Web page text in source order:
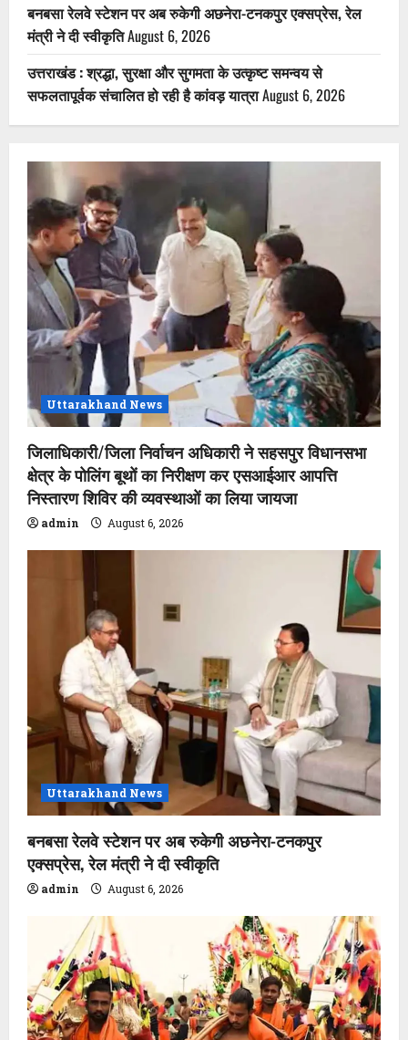
बनबसा रेलवे स्टेशन पर अब रुकेगी अछनेरा-टनकपुर एक्सप्रेस, रेल
मंत्री ने दी स्वीकृतिAugust 6, 2026
उत्तराखंड : श्रद्धा, सुरक्षा और सुगमता के उत्कृष्ट समन्वय से
सफलतापूर्वक संचालित हो रही है कांवड़ यात्राAugust 6, 2026
Uttarakhand News
जिलाधिकारी/जिला निर्वाचन अधिकारी ने सहसपुर विधानसभा
क्षेत्र के पोलिंग बूथों का निरीक्षण कर एसआईआर आपत्ति
निस्तारण शिविर की व्यवस्थाओं का लिया जायजा
admin August 6, 2026
Uttarakhand News
बनबसा रेलवे स्टेशन पर अब रुकेगी अछनेरा-टनकपुर
एक्सप्रेस, रेल मंत्री ने दी स्वीकृति
admin August 6, 2026